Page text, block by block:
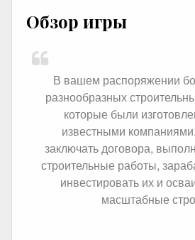
Обзор игры
В вашем распоряжении
разнообразных
которые были
известными
заключать договора,
строительные работы,
инвестировать их и
масштабные